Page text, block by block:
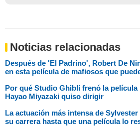
Noticias relacionadas
Después de 'El Padrino', Robert De
en esta película de mafiosos que
Por qué Studio Ghibli frenó la película
Hayao Miyazaki quiso dirigir
La actuación más intensa de
su carrera hasta que una película lo